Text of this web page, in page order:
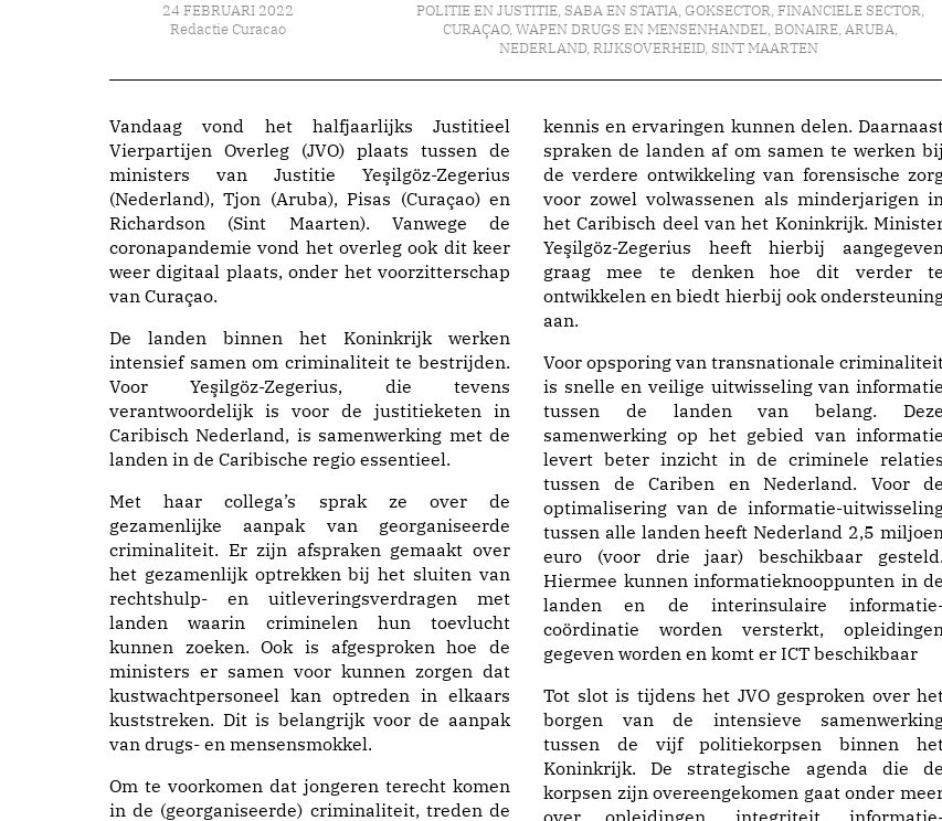
24 FEBRUARI 2022
Redactie Curacao
POLITIE EN JUSTITIE, SABA EN STATIA, GOKSECTOR, FINANCIELE SECTOR,
CURAÇAO, WAPEN DRUGS EN MENSENHANDEL, BONAIRE, ARUBA,
NEDERLAND,RIJKSOVERHEID, SINT MAARTEN
Vandaag vond het halfjaarlijks Justitieel
Vierpartijen Overleg (JVO) plaats tussen de
ministers van Justitie Yeşilgöz-Zegerius
(Nederland), Tjon (Aruba), Pisas (Curaçao) en
Richardson (Sint Maarten). Vanwege de
coronapandemie vond het overleg ook dit keer
weer digitaal plaats, onder het voorzitterschap
van Curaçao.
De landen binnen het Koninkrijk werken
intensief samen om criminaliteit te bestrijden.
Voor Yeşilgöz-Zegerius, die tevens
verantwoordelijk is voor de justitieketen in
Caribisch Nederland, is samenwerking met de
landen in de Caribische regio essentieel.
Met haar collega’s sprak ze over de
gezamenlijke aanpak van georganiseerde
criminaliteit. Er zijn afspraken gemaakt over
het gezamenlijk optrekken bij het sluiten van
rechtshulp- en uitleveringsverdragen met
landen waarin criminelen hun toevlucht
kunnen zoeken. Ook is afgesproken hoe de
ministers er samen voor kunnen zorgen dat
kustwachtpersoneel kan optreden in elkaars
kuststreken. Dit is belangrijk voor de aanpak
van drugs- en mensensmokkel.
Om te voorkomen dat jongeren terecht komen
in de (georganiseerde) criminaliteit, treden de
kennis en ervaringen kunnen delen.
spraken de landen af om samen te werken bij
de verdere ontwikkeling van forensische
voor zowel volwassenen als minderjarigen
het Caribisch deel van het Koninkrijk.
Yeşilgöz-Zegerius heeft hierbij
graag mee te denken hoe dit verder te
ontwikkelen en biedt hierbij ook
aan.
Voor opsporing van transnationale
is snelle en veilige uitwisseling van informatie
tussen de landen van belang. Deze
samenwerking op het gebied van informatie
levert beter inzicht in de criminele relaties
tussen de Cariben en Nederland. Voor de
optimalisering van de informatie-
tussen alle landen heeft Nederland 2,5
euro (voor drie jaar) beschikbaar gesteld.
Hiermee kunnen informatieknooppunten in de
landen en de interinsulaire
coördinatie worden versterkt,
gegeven worden en komt er ICT beschikbaar
Tot slot is tijdens het JVO gesproken over
borgen van de intensieve
tussen de vijf politiekorpsen binnen
Koninkrijk. De strategische agenda die de
korpsen zijn overeengekomen gaat onder
over opleidingen, integriteit,